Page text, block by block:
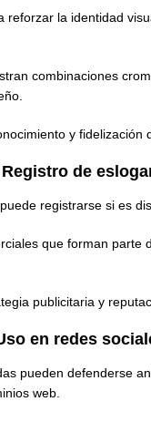
reforzar la identidad
combinaciones
y fidelización
Registro de
registrarse si es
que forman parte
publicitaria y
en redes
pueden defenderse
web.